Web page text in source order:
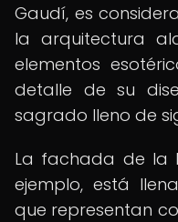
Gaudí, es
la arquitectura
elementos
detalle de su
sagrado lleno de
La fachada de la
ejemplo, está
que representan